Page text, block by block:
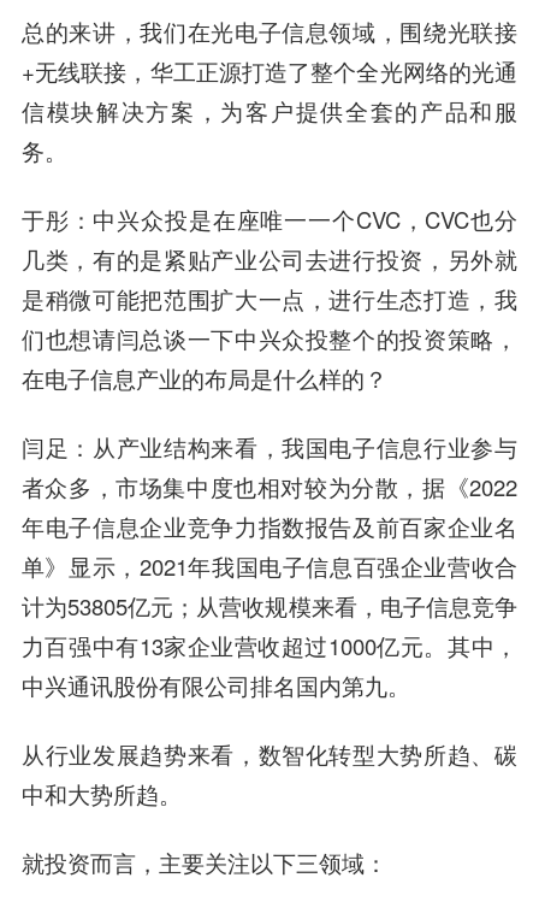
总的来讲，我们在光电子信息领域，围绕光联接
+无线联接，华工正源打造了整个全光网络的光通
信模块解决方案，为客户提供全套的产品和服
务。
于彤：中兴众投是在座唯一一个CVC，CVC也分
几类，有的是紧贴产业公司去进行投资，另外就
是稍微可能把范围扩大一点，进行生态打造，我
们也想请闫总谈一下中兴众投整个的投资策略，
在电子信息产业的布局是什么样的？
闫足：从产业结构来看，我国电子信息行业参与
者众多，市场集中度也相对较为分散，据《2022
年电子信息企业竞争力指数报告及前百家企业名
单》显示，2021年我国电子信息百强企业营收合
计为53805亿元；从营收规模来看，电子信息竞争
力百强中有13家企业营收超过1000亿元。其中，
中兴通讯股份有限公司排名国内第九。
从行业发展趋势来看，数智化转型大势所趋、碳
中和大势所趋。
就投资而言，主要关注以下三领域：